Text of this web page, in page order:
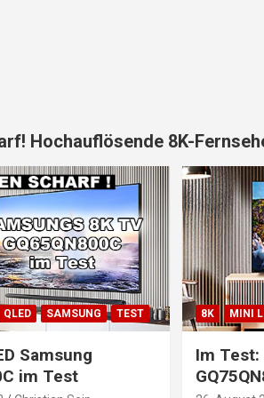
Hochauflösende 8K-
QLED SAMSUNG TEST
Samsung
im Test
8K MINI
Im Test: